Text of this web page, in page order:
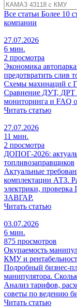
Все статьи Более 10
компании
27.07.2026
6 мин.
2 просмотра
Экономика
предотвратить слив
Схемы махинаций с
Сравнение ДУТ, ДРТ
мониторинга и FAQ
Читать статью
27.07.2026
11 мин.
2 просмотра
ДОПОГ-2026:
топливозаправщиков
Актуальные
комплектации АТЗ.
электрики,
ЗАВГАР.
Читать статью
03.07.2026
6 мин.
875 просмотров
Окупаемость
КМУ и
Подробный бизнес-
манипулятора.
Анализ тарифов,
советы по ведению
Читать статью